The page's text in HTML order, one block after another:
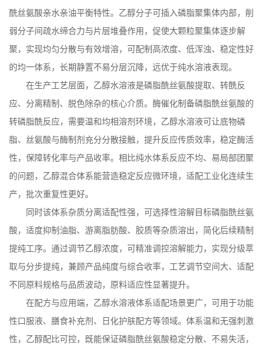
酰丝氨酸亲水亲油平衡特性。乙醇分子可插入磷脂聚集体内部，削
弱分子间疏水缔合力与片层堆叠作用，促使大颗粒聚集体逐步解
聚，实现均匀分散与有效增溶，可配制高浓度、低浑浊、稳定性好
的均一体系，长期静置不易分层沉降，远优于纯水溶液表现。
在生产工艺层面，乙醇水溶液是磷脂酰丝氨酸提取、转酰反
应、分离精制、脱色除杂的核心介质。酶催化制备磷脂酰丝氨酸的
转磷脂酰反应，需要温和均相溶剂环境，乙醇水溶液可让底物磷
脂、丝氨酸与酶制剂充分分散接触，提升反应传质效率，稳定酶活
性，保障转化率与产品收率。相比纯水体系反应不均、易局部团聚
的问题，乙醇混合体系能营造稳定反应微环境，适配工业化连续生
产，批次重复性更好。
同时该体系杂质分离适配性强，可选择性溶解目标磷脂酰丝氨
酸，适度抑制油脂、游离脂肪酸、胶质等杂质溶出，简化后续精制
提纯工序。通过调节乙醇浓度，可精准调控溶解能力，实现分级萃
取与分步提纯，兼顾产品纯度与综合收率，工艺调节空间大、适配
不同原料规格与品质波动，原料适应性显著提升。
在配方与应用端，乙醇水溶液体系适配场景更广，可用于功能
性口服液、膳食补充剂、日化护肤配方等领域。体系温和无强刺激
性，乙醇配比可控，既能保证磷脂酰丝氨酸稳定分散、不易失活，